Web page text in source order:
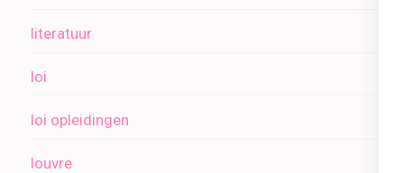
literatuur
loi
loi opleidingen
louvre